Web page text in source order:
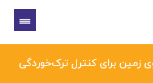
زمین برای کنترل ترک‌خوردگی